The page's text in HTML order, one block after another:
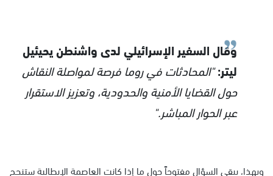
وقال السفير الإسرائيلي لدى واشنطن يحيئيل
ليتر:"المحادثات في روما فرصة لمواصلة النقاش
حول القضايا الأمنية والحدودية، وتعزيز الاستقرار
عبر الحوار المباشر."
وبهذا، يبقى السؤال مفتوحاً حول ما إذا كانت العاصمة الإيطالية ستنجح